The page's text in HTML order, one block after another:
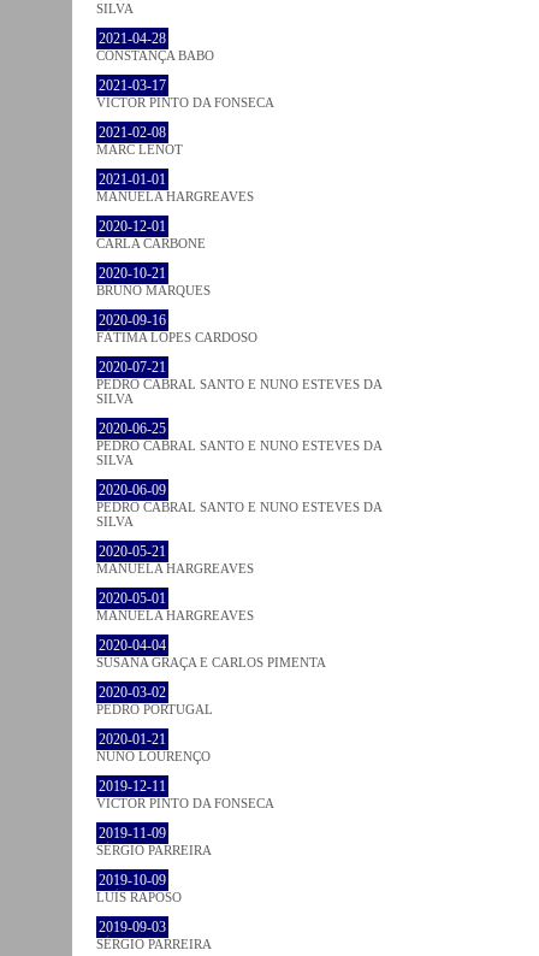
SILVA
2021-04-28
CONSTANÇA BABO
2021-03-17
VICTOR PINTO DA FONSECA
2021-02-08
MARC LENOT
2021-01-01
MANUELA HARGREAVES
2020-12-01
CARLA CARBONE
2020-10-21
BRUNO MARQUES
2020-09-16
FÁTIMA LOPES CARDOSO
2020-07-21
PEDRO CABRAL SANTO E NUNO ESTEVES DA
SILVA
2020-06-25
PEDRO CABRAL SANTO E NUNO ESTEVES DA
SILVA
2020-06-09
PEDRO CABRAL SANTO E NUNO ESTEVES DA
SILVA
2020-05-21
MANUELA HARGREAVES
2020-05-01
MANUELA HARGREAVES
2020-04-04
SUSANA GRAÇA E CARLOS PIMENTA
2020-03-02
PEDRO PORTUGAL
2020-01-21
NUNO LOURENÇO
2019-12-11
VICTOR PINTO DA FONSECA
2019-11-09
SÉRGIO PARREIRA
2019-10-09
LUÍS RAPOSO
2019-09-03
SÉRGIO PARREIRA